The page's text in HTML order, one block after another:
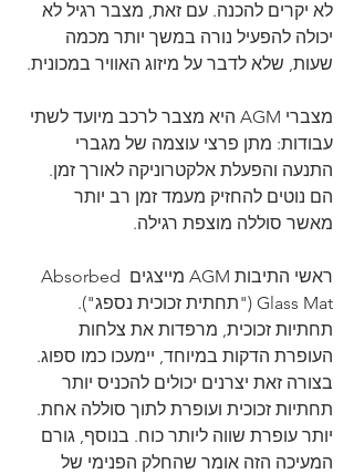
לא יקרים להכנה. עם זאת, מצבר רגיל לא
יכולה להפעיל נורה במשך יותר מכמה
שעות, שלא לדבר על מיזוג האוויר במכונית.
מצברי AGM היא מצבר לרכב מיועד לשתי
עבודות: מתן פרצי עוצמה של מגברי
התנעה והפעלת אלקטרוניקה לאורך זמן.
הם נוטים להחזיק מעמד זמן רב יותר
מאשר סוללה מוצפת רגילה.
ראשי התיבות AGM מייצגים Absorbed
Glass Mat ("תחתית זכוכית נספג").
תחתיות זכוכית, מרפדות את צלחות
העופרת הדקות במיוחד, יימעכו כמו ספוג.
בצורה זאת יצרנים יכולים להכניס יותר
תחתיות זכוכית ועופרת לתוך סוללה אחת.
יותר עופרת שווה ליותר כוח. בנוסף, גורם
המעיכה הזה אומר שהחלק הפנימי של